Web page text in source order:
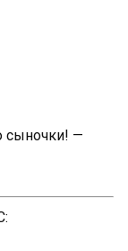
сыночки! —